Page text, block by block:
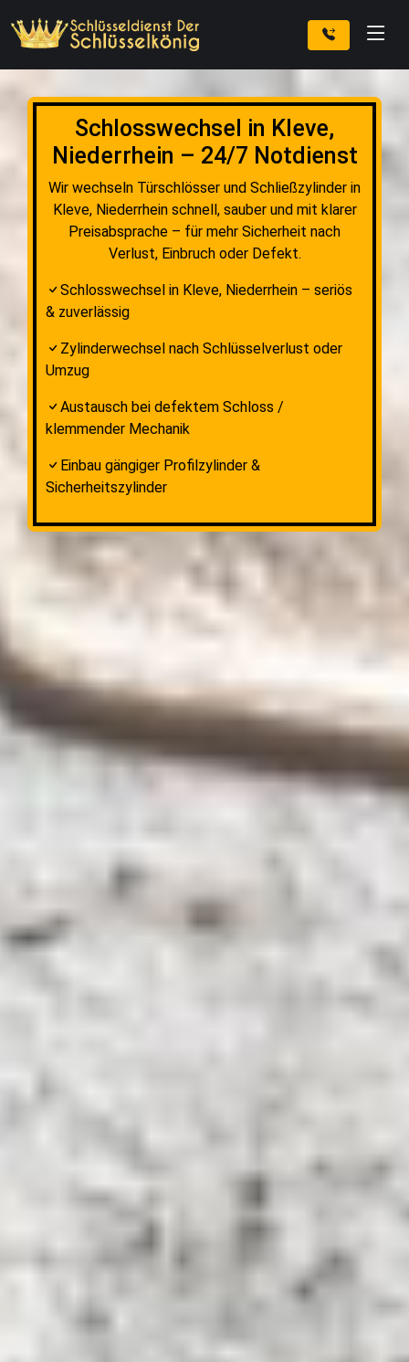
Schlosswechsel in Kleve,
Niederrhein – 24/7 Notdienst
Wir wechseln Türschlösser und Schließzylinder in
Kleve, Niederrhein schnell, sauber und mit klarer
Preisabsprache – für mehr Sicherheit nach
Verlust, Einbruch oder Defekt.
Schlosswechsel in Kleve, Niederrhein – seriös
& zuverlässig
Zylinderwechsel nach Schlüsselverlust oder
Umzug
Austausch bei defektem Schloss /
klemmender Mechanik
Einbau gängiger Profilzylinder &
Sicherheitszylinder